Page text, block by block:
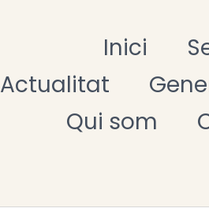
Inici
Actualitat
Qui som